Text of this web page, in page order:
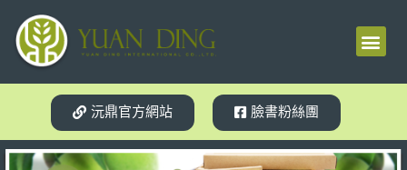
沅鼎官方網站 臉書粉絲團